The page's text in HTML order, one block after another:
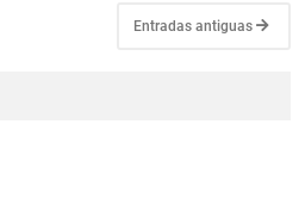
Entradas antiguas